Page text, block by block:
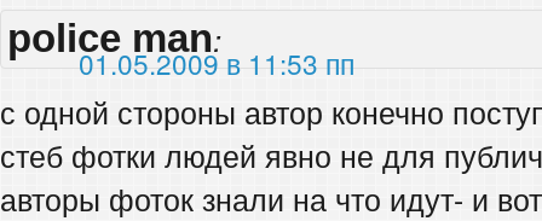
police man:
01.05.2009 в 11:53 пп
с одной стороны автор конечно
стеб фотки людей явно не для
авторы фоток знали на что идут- и